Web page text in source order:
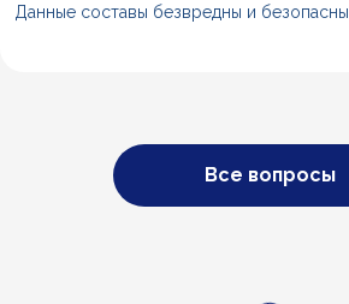
Данные составы безвредны и безопасны.
Все вопросы